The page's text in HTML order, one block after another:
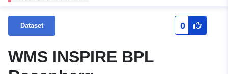
Dataset 0
WMS INSPIRE BPL